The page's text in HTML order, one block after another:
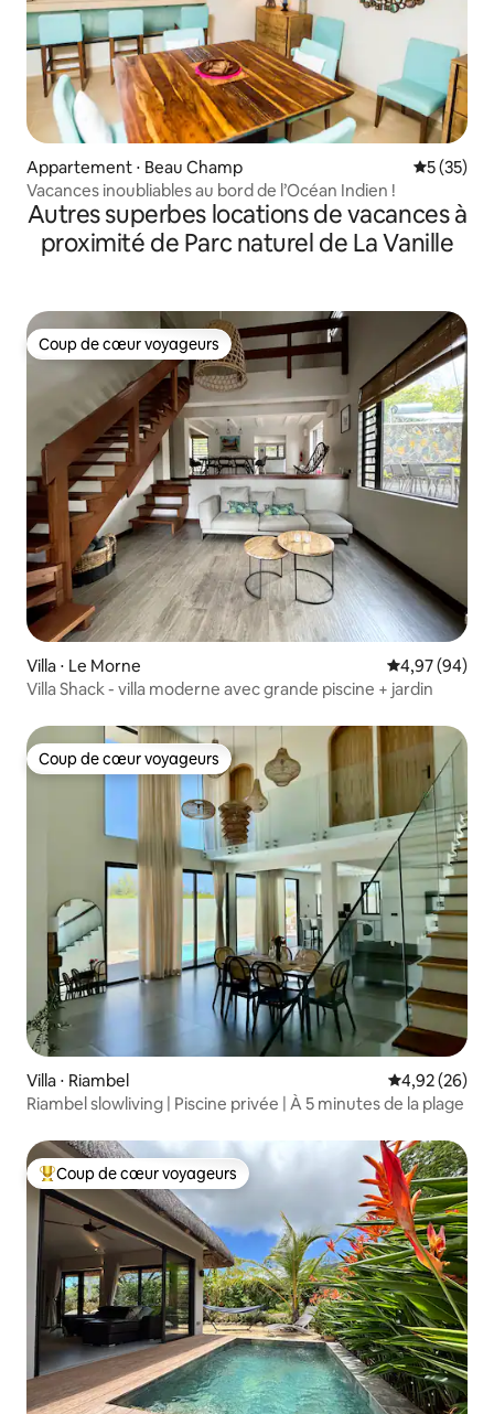
Appartement ⋅ Beau Champ
5 (35)
Vacances inoubliables au bord de l’Océan Indien !
Autres superbes locations de vacances à
proximité de Parc naturel de La Vanille
Coup de cœur voyageurs
Coup de cœur voyageurs
Villa ⋅ Le Morne Évaluation
4,97 (94)
Villa Shack - villa moderne avec grande piscine + jardin
Coup de cœur voyageurs
Coup de cœur voyageurs
Villa ⋅ Riambel Évaluation
4,92 (26)
Riambel slowliving | Piscine privée | À 5 minutes de la plage
Coups de cœur voyageurs les plus appréciés
Coup de cœur voyageurs